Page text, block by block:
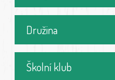
Družina
Školní klub